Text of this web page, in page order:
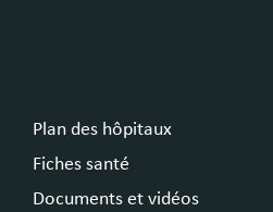
Plan des hôpitaux
Fiches santé
Documents et vidéos